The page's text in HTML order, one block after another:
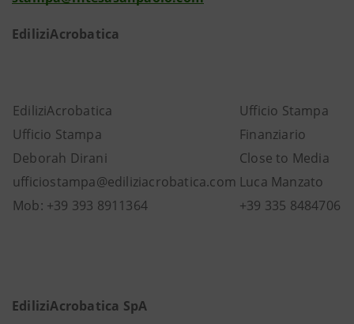
EdiliziAcrobatica
EdiliziAcrobatica
Ufficio Stampa
Deborah Dirani
ufficiostampa@ediliziacrobatica.com
Mob: +39 393 8911364
Ufficio Stampa
Finanziario
Close to Media
Luca Manzato
+39 335 8484706
EdiliziAcrobatica SpA